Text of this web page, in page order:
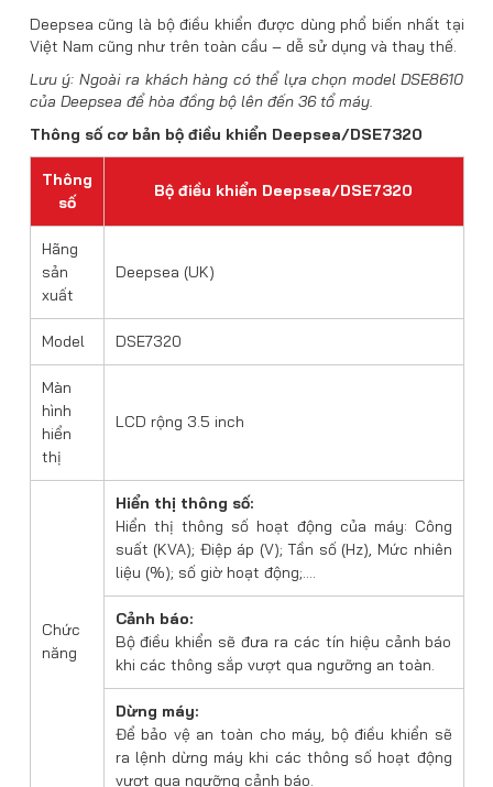
Deepsea cũng là bộ điều khiển được dùng phổ biến nhất tại
Việt Nam cũng như trên toàn cầu – dễ sử dụng và thay thế.
Lưu ý: Ngoài ra khách hàng có thể lựa chọn model DSE8610
của Deepsea để hòa đồng bộ lên đến 36 tổ máy.
Thông số cơ bản bộ điều khiển Deepsea/DSE7320
Thông
số
Bộ điều khiển Deepsea/DSE7320
Hãng
sản
xuất
Deepsea (UK)
Model DSE7320
Màn
hình
hiển
thị
LCD rộng 3.5 inch
Chức
năng
Hiển thị thông số:
Hiển thị thông số hoạt động của máy: Công
suất (KVA); Điệp áp (V); Tần số (Hz), Mức nhiên
liệu (%); số giờ hoạt động;….
Cảnh báo:
Bộ điều khiển sẽ đưa ra các tín hiệu cảnh báo
khi các thông sắp vượt qua ngưỡng an toàn.
Dừng máy:
Để bảo vệ an toàn cho máy, bộ điều khiển sẽ
ra lệnh dừng máy khi các thông số hoạt động
vượt qua ngưỡng cảnh báo.